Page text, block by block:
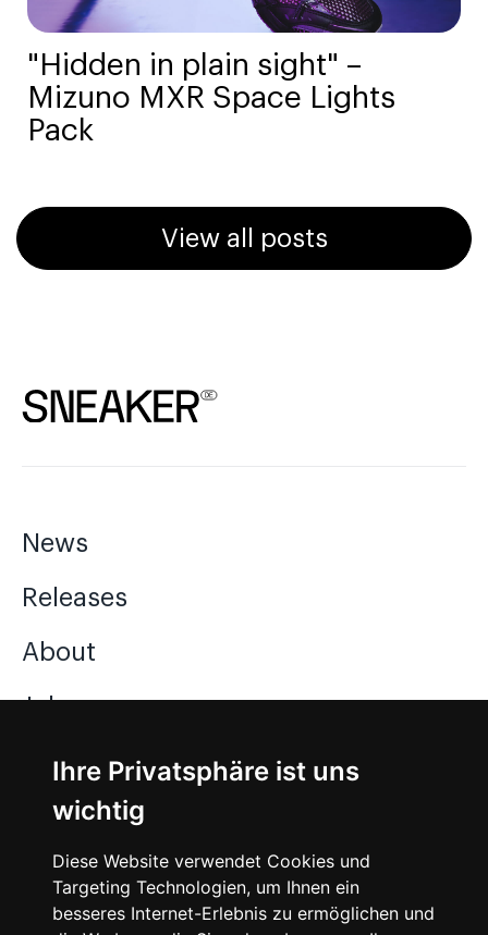
Ihre Privatsphäre ist uns
wichtig
Diese Website verwendet Cookies und
Targeting Technologien, um Ihnen ein
besseres Internet-Erlebnis zu ermöglichen und
"Hidden in plain sight" –
Mizuno MXR Space Lights
Pack
View all posts
News
Releases
About
Jobs
Instagram
Facebook
Vimeo